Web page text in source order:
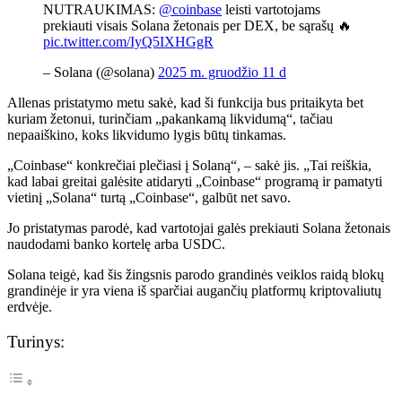
NUTRAUKIMAS: @coinbase leisti vartotojams
prekiauti visais Solana žetonais per DEX, be sąrašų 🔥
pic.twitter.com/IyQ5IXHGgR
– Solana (@solana) 2025 m. gruodžio 11 d
Allenas pristatymo metu sakė, kad ši funkcija bus pritaikyta bet
kuriam žetonui, turinčiam „pakankamą likvidumą“, tačiau
nepaaiškino, koks likvidumo lygis būtų tinkamas.
„Coinbase“ konkrečiai plečiasi į Solaną“, – sakė jis. „Tai reiškia,
kad labai greitai galėsite atidaryti „Coinbase“ programą ir pamatyti
vietinį „Solana“ turtą „Coinbase“, galbūt net savo.
Jo pristatymas parodė, kad vartotojai galės prekiauti Solana žetonais
naudodami banko kortelę arba USDC.
Solana teigė, kad šis žingsnis parodo grandinės veiklos raidą blokų
grandinėje ir yra viena iš sparčiai augančių platformų kriptovaliutų
erdvėje.
Turinys: